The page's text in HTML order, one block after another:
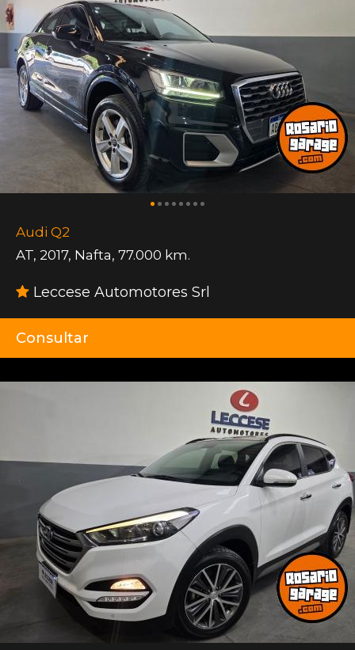
Audi Q2
AT, 2017, Nafta, 77.000 km.
Leccese Automotores Srl
Consultar